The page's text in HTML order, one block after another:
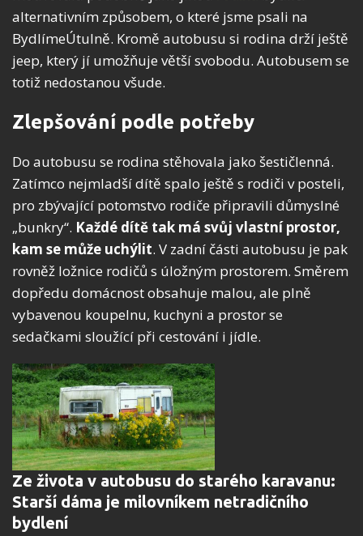
alternativním způsobem, o které jsme psali na
BydlímeÚtulně. Kromě autobusu si rodina drží ještě
jeep, který jí umožňuje větší svobodu. Autobusem se
totiž nedostanou všude.
Zlepšování podle potřeby
Do autobusu se rodina stěhovala jako šestičlenná.
Zatímco nejmladší dítě spalo ještě s rodiči v posteli,
pro zbývající potomstvo rodiče připravili důmyslné
„bunkry“. Každé dítě tak má svůj vlastní prostor,
kam se může uchýlit. V zadní části autobusu je pak
rovněž ložnice rodičů s úložným prostorem. Směrem
dopředu domácnost obsahuje malou, ale plně
vybavenou koupelnu, kuchyni a prostor se
sedačkami sloužící při cestování i jídle.
Ze života v autobusu do starého karavanu:
Starší dáma je milovníkem netradičního
bydlení